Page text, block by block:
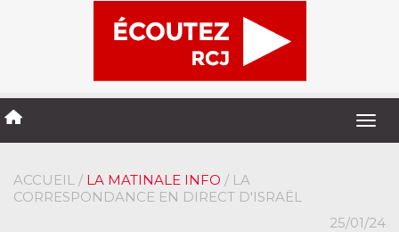
ACCUEIL / LA MATINALE INFO / LA
CORRESPONDANCE EN DIRECT D'ISRAËL
25/01/24